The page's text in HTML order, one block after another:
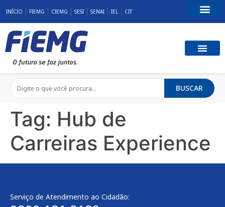
INÍCIO FIEMG CIEMG SESI SENAI IEL CIT
BUSCAR
Tag: Hub de
Carreiras Experience
Serviço de Atendimento ao Cidadão: